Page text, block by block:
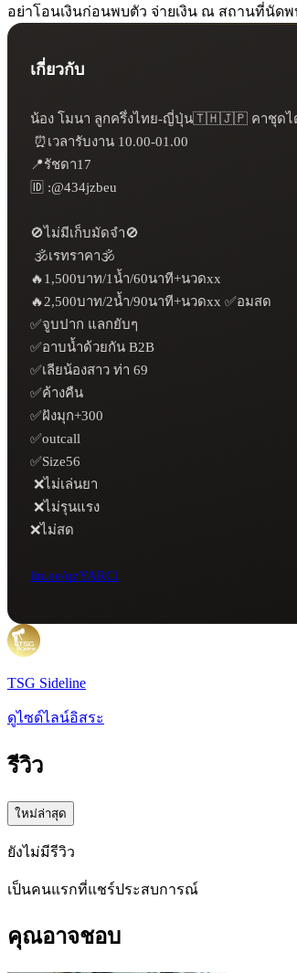
อย่าโอนเงินก่อนพบตัว จ่ายเงิน ณ สถานที่นัด
เกี่ยวกับ
น้อง โมนา ลูกครึ่งไทย-ญี่ปุ่น🇹🇭🇯🇵 คาชุดได้
📍รัชดา17
🆔 :@434jzbeu
🚫ไม่มีเก็บมัดจำ🚫
🔥1,500บาท/1น้ำ/60นาที+นวดxx
🔥2,500บาท/2น้ำ/90นาที+นวดxx ✅อมสด
✅จูบปาก แลกยับๆ
✅อาบน้ำด้วยกัน B2B
✅เลียน้องสาว ท่า 69
✅ค้างคืน
✅ฝังมุก+300
✅outcall
✅Size56
❌ไม่สด
lin.ee/qzYARCi
TSG Sideline
ดูไซด์ไลน์อิสระ
รีวิว
ใหม่ล่าสุด
ยังไม่มีรีวิว
เป็นคนแรกที่แชร์ประสบการณ์
คุณอาจชอบ